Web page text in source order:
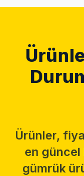
Ürünler,
en güncel
gümrük